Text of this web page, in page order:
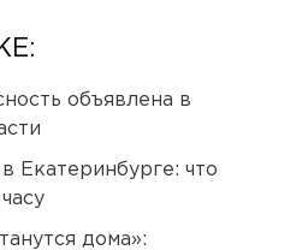
объявлена в
Екатеринбурге: что
дома»: